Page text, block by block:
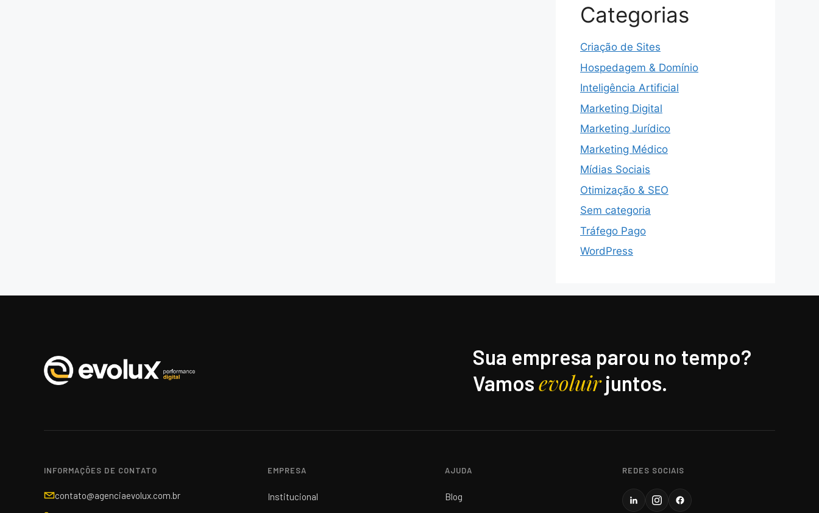
Categorias
Criação de Sites
Hospedagem & Domínio
Inteligência Artificial
Marketing Digital
Marketing Jurídico
Marketing Médico
Mídias Sociais
Otimização & SEO
Sem categoria
Tráfego Pago
WordPress
Sua empresa parou no tempo?
Vamosevoluirjuntos.
INFORMAÇÕES DE CONTATO
contato@agenciaevolux.com.br
EMPRESA
Institucional
AJUDA
Blog
REDES SOCIAIS